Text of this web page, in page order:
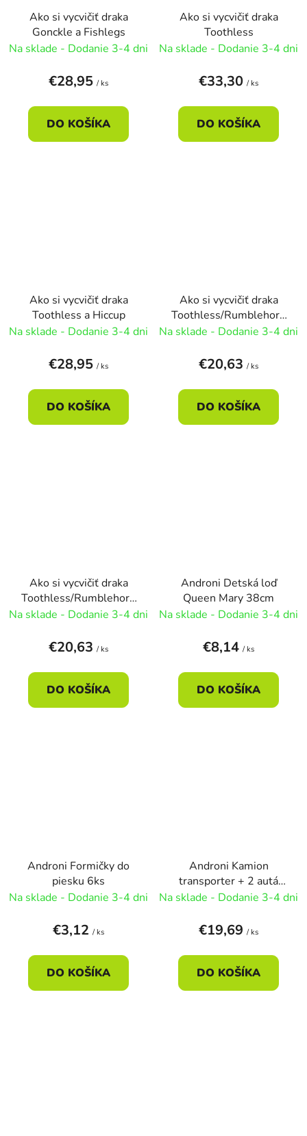
Ako si vycvičiť draka
Gonckle a Fishlegs
Na sklade - Dodanie 3-4 dni
€28,95 / ks
DO KOŠÍKA
Ako si vycvičiť draka
Toothless
Na sklade - Dodanie 3-4 dni
€33,30 / ks
DO KOŠÍKA
Ako si vycvičiť draka
Toothless a Hiccup
Na sklade - Dodanie 3-4 dni
€28,95 / ks
DO KOŠÍKA
Ako si vycvičiť draka
Toothless/Rumblehorn
- Rumblehorn
Na sklade - Dodanie 3-4 dni
€20,63 / ks
DO KOŠÍKA
Ako si vycvičiť draka
Toothless/Rumblehorn
- Toothless
Na sklade - Dodanie 3-4 dni
€20,63 / ks
DO KOŠÍKA
Androni Detská loď
Queen Mary 38cm
Na sklade - Dodanie 3-4 dni
€8,14 / ks
DO KOŠÍKA
Androni Formičky do
piesku 6ks
Na sklade - Dodanie 3-4 dni
€3,12 / ks
DO KOŠÍKA
Androni Kamion
transporter + 2 autá
53cm - náhodné
Na sklade - Dodanie 3-4 dni
€19,69 / ks
DO KOŠÍKA